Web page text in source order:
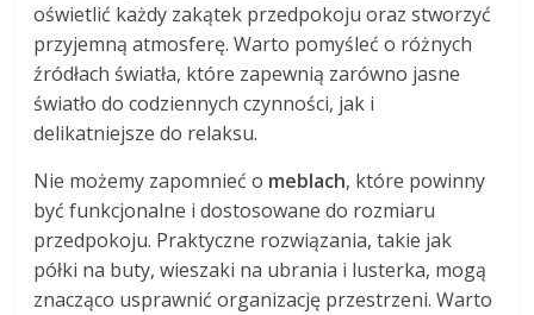
oświetlić każdy zakątek przedpokoju oraz stworzyć
przyjemną atmosferę. Warto pomyśleć o różnych
źródłach światła, które zapewnią zarówno jasne
światło do codziennych czynności, jak i
delikatniejsze do relaksu.
Nie możemy zapomnieć o meblach, które powinny
być funkcjonalne i dostosowane do rozmiaru
przedpokoju. Praktyczne rozwiązania, takie jak
półki na buty, wieszaki na ubrania i lusterka, mogą
znacząco usprawnić organizację przestrzeni. Warto